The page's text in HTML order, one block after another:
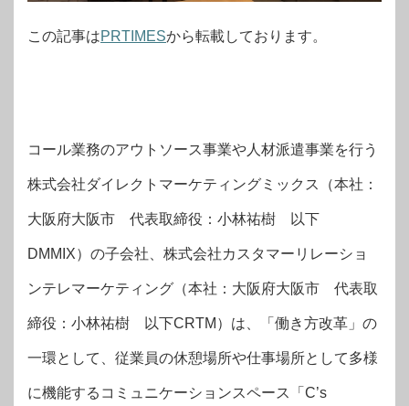
この記事はPRTIMESから転載しております。
コール業務のアウトソース事業や人材派遣事業を行う
株式会社ダイレクトマーケティングミックス（本社：
大阪府大阪市 代表取締役：小林祐樹 以下
DMMIX）の子会社、株式会社カスタマーリレーショ
ンテレマーケティング（本社：大阪府大阪市 代表取
締役：小林祐樹 以下CRTM）は、「働き方改革」の
一環として、従業員の休憩場所や仕事場所として多様
に機能するコミュニケーションスペース「C’s